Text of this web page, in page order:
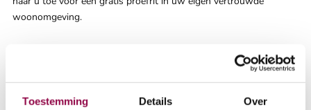
Toestemming Details Over
woonomgeving.
Vraag onze gratis brochure aan
Wilt u meer weten over onze scootmobielen die wij aanbieden in